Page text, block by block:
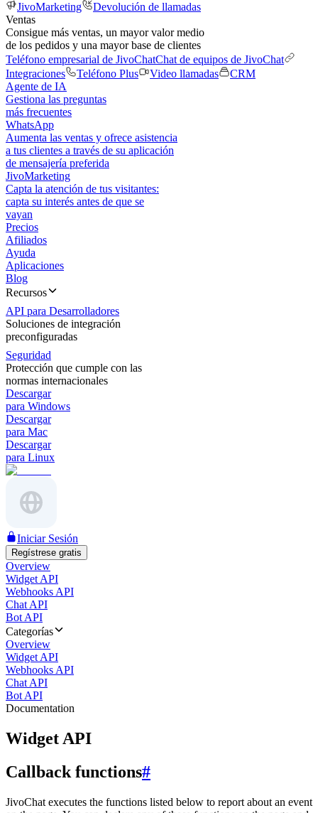
JivoMarketing
Devolución de llamadas
Ventas
Consigue más ventas, un mayor valor medio
de los pedidos y una mayor base de clientes
Teléfono empresarial de JivoChatChat de equipos de JivoChat
Integraciones
Teléfono Plus Video llamadas
CRM
Agente de IA
Gestiona las preguntas
más frecuentes
WhatsApp
Aumenta las ventas y ofrece asistencia
a tus clientes a través de su aplicación
de mensajería preferida
JivoMarketing
Capta la atención de tus visitantes:
capta su interés antes de que se
vayan
Precios
Afiliados
Ayuda
Aplicaciones
Blog
Recursos
API para Desarrolladores
Soluciones de integración
preconfiguradas
Seguridad
Protección que cumple con las
normas internacionales
Descargar
para Windows
Descargar
para Mac
Descargar
para Linux
Iniciar Sesión
Regístrese gratis
Overview
Widget API
Webhooks API
Chat API
Bot API
Categorías
Overview
Widget API
Webhooks API
Chat API
Bot API
Documentation
Widget API
Callback functions#
JivoChat executes the functions listed below to report about an event